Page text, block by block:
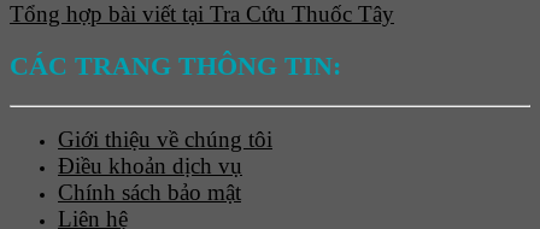
Tổng hợp bài viết tại Tra Cứu Thuốc Tây
CÁC TRANG THÔNG TIN:
Giới thiệu về chúng tôi
Điều khoản dịch vụ
Chính sách bảo mật
Liên hệ